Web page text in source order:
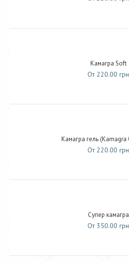
Камагра Soft
От 220.00 грн
Камагра гель (Kamagra
От 220.00 грн
Супер камагра
От 350.00 грн